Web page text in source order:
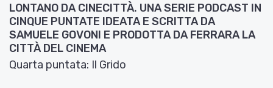
LONTANO DA CINECITTÀ. UNA SERIE PODCAST IN
CINQUE PUNTATE IDEATA E SCRITTA DA
SAMUELE GOVONI E PRODOTTA DA FERRARA LA
CITTÀ DEL CINEMA
Quarta puntata: Il Grido